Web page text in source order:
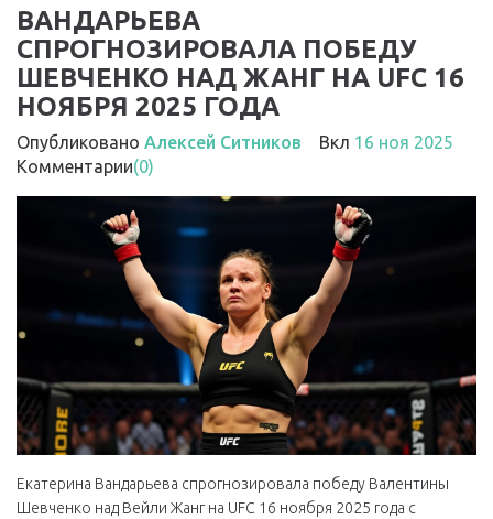
ВАНДАРЬЕВА
СПРОГНОЗИРОВАЛА ПОБЕДУ
ШЕВЧЕНКО НАД ЖАНГ НА UFC 16
НОЯБРЯ 2025 ГОДА
Опубликовано Алексей Ситников Вкл 16 ноя 2025
Комментарии(0)
Екатерина Вандарьева спрогнозировала победу Валентины
Шевченко над Вейли Жанг на UFC 16 ноября 2025 года с